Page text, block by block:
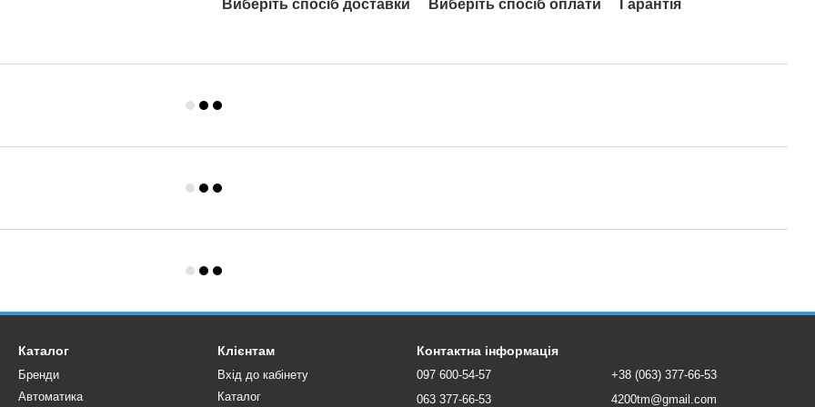
Виберіть спосіб доставки Виберіть спосіб оплати Гарантія
Каталог
Бренди
Автоматика
Клієнтам
Вхід до кабінету
Каталог
Контактна інформація
097 600-54-57
063 377-66-53
+38 (063) 377-66-53
4200tm@gmail.com